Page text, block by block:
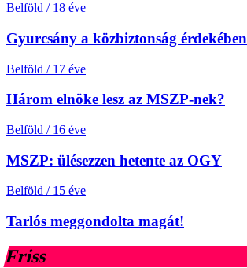
Belföld / 18 éve
Gyurcsány a közbiztonság érdekében
Belföld / 17 éve
Három elnöke lesz az MSZP-nek?
Belföld / 16 éve
MSZP: ülésezzen hetente az OGY
Belföld / 15 éve
Tarlós meggondolta magát!
Friss